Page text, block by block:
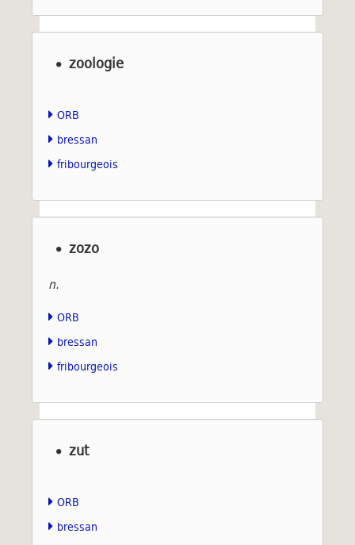
zoologie
ORB
bressan
fribourgeois
zozo
n.
ORB
bressan
fribourgeois
zut
ORB
bressan